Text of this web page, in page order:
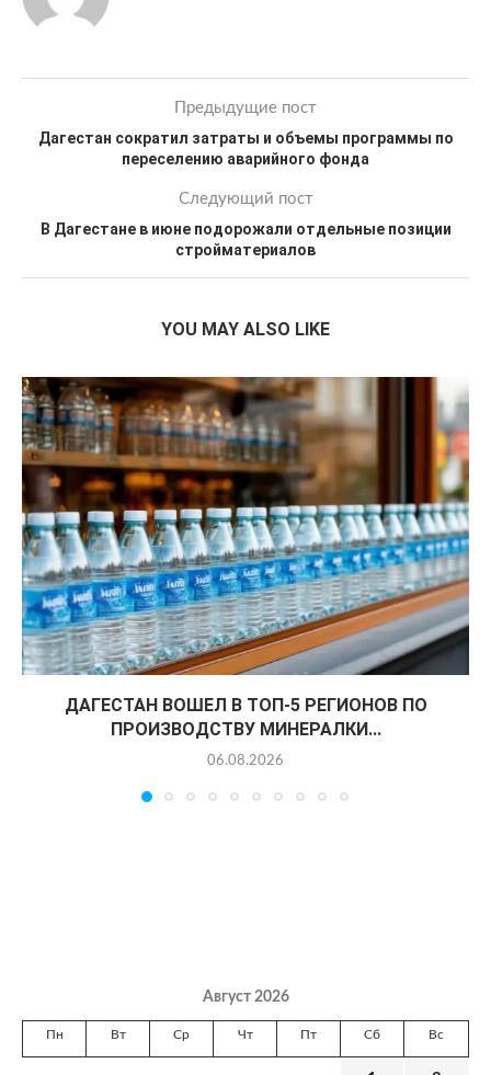
Предыдущие пост
Дагестан сократил затраты и объемы программы по
переселению аварийного фонда
Следующий пост
В Дагестане в июне подорожали отдельные позиции
стройматериалов
YOU MAY ALSO LIKE
ДАГЕСТАН ВОШЕЛ В ТОП-5 РЕГИОНОВ ПО
ПРОИЗВОДСТВУ МИНЕРАЛКИ...
06.08.2026
Август 2026
Пн Вт Ср Чт Пт Сб Вс